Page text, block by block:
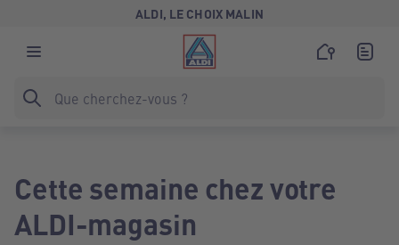
ALDI, LE CHOIX MALIN
Cette semaine chez votre
ALDI-magasin